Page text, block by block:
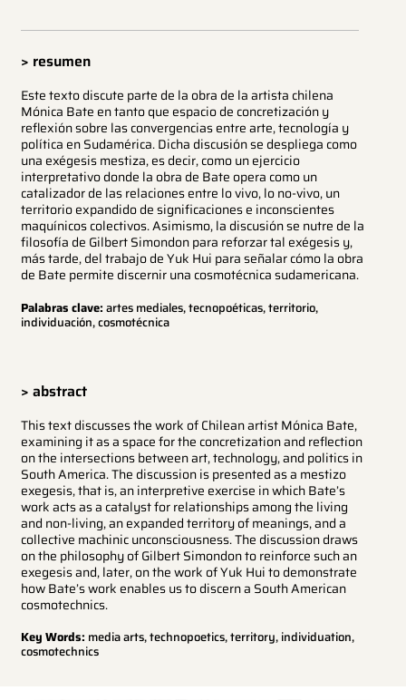
> resumen
Este texto discute parte de la obra de la artista chilena
Mónica Bate en tanto que espacio de concretización y
reflexión sobre las convergencias entre arte, tecnología y
política en Sudamérica. Dicha discusión se despliega como
una exégesis mestiza, es decir, como un ejercicio
interpretativo donde la obra de Bate opera como un
catalizador de las relaciones entre lo vivo, lo no-vivo, un
territorio expandido de significaciones e inconscientes
maquínicos colectivos. Asimismo, la discusión se nutre de la
filosofía de Gilbert Simondon para reforzar tal exégesis y,
más tarde, del trabajo de Yuk Hui para señalar cómo la obra
de Bate permite discernir una cosmotécnica sudamericana.
Palabras clave:artes mediales, tecnopoéticas, territorio,
individuación, cosmotécnica
> abstract
This text discusses the work of Chilean artist Mónica Bate,
examining it as a space for the concretization and reflection
on the intersections between art, technology, and politics in
South America. The discussion is presented as a mestizo
exegesis, that is, an interpretive exercise in which Bate’s
work acts as a catalyst for relationships among the living
and non-living, an expanded territory of meanings, and a
collective machinic unconsciousness. The discussion draws
on the philosophy of Gilbert Simondon to reinforce such an
exegesis and, later, on the work of Yuk Hui to demonstrate
how Bate’s work enables us to discern a South American
cosmotechnics.
Key Words: media arts, technopoetics, territory, individuation,
cosmotechnics